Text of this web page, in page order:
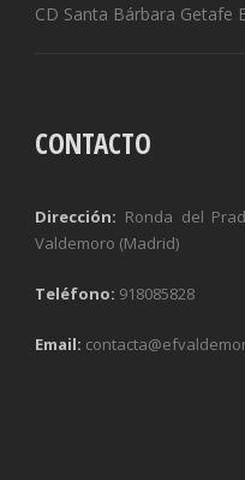
CD Santa Bárbara Getafe
CONTACTO
Dirección: Ronda del
Valdemoro (Madrid)
Teléfono: 918085828
Email: